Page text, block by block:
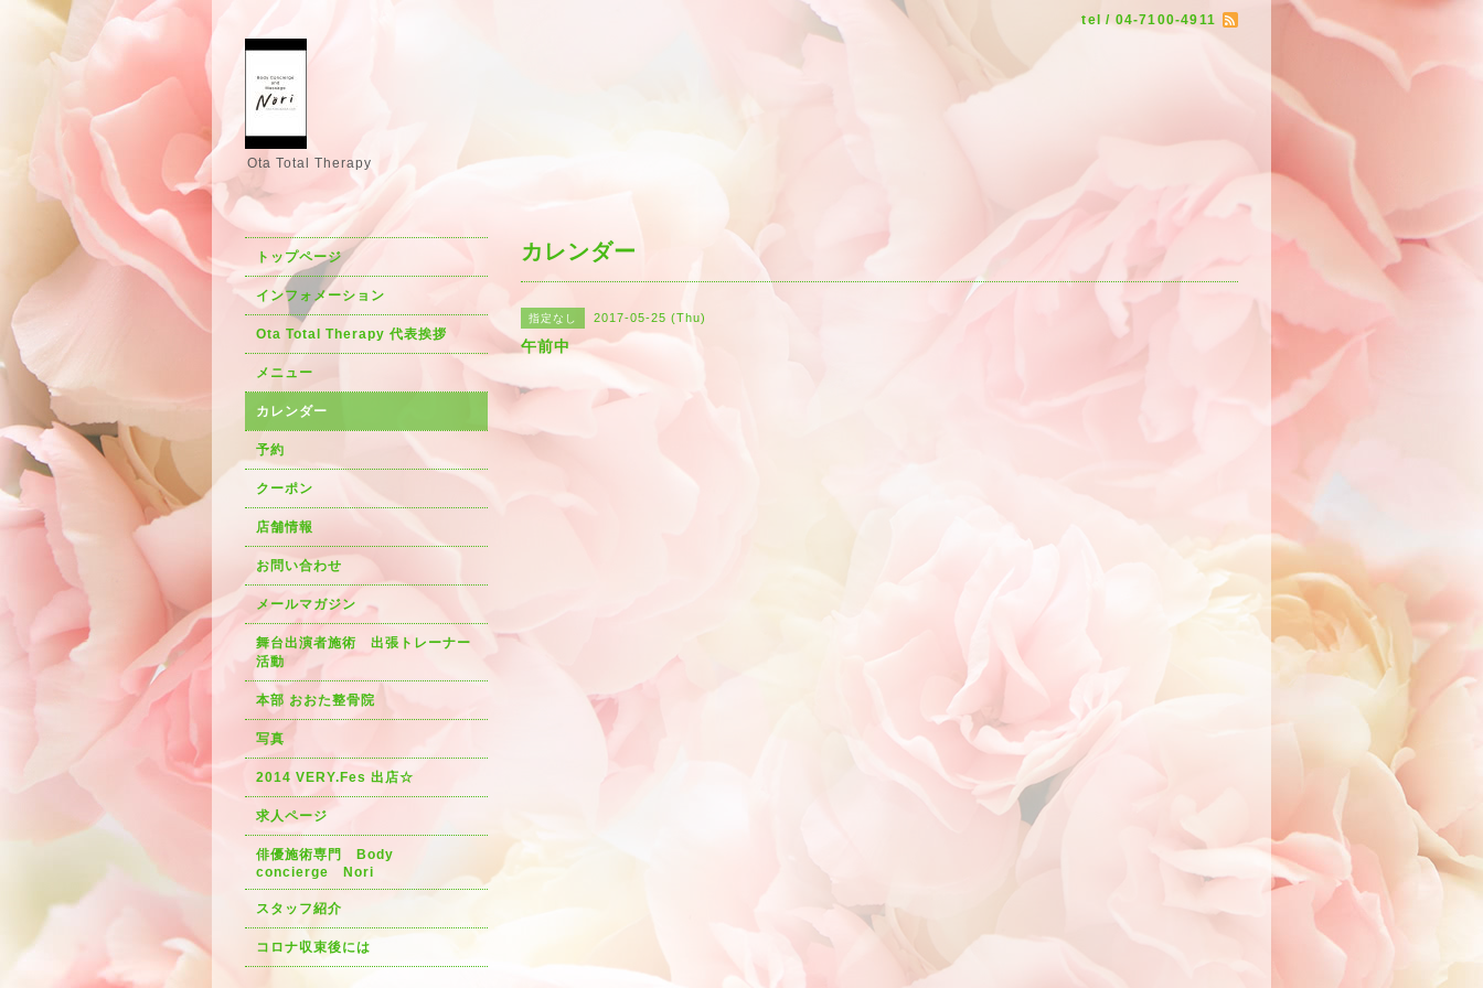
tel / 04-7100-4911
Ota Total Therapy
カレンダー
指定なし 2017-05-25 (Thu)
午前中
トップページ
インフォメーション
Ota Total Therapy 代表挨拶
メニュー
カレンダー
予約
クーポン
店舗情報
お問い合わせ
メールマガジン
舞台出演者施術 出張トレーナー
活動
本部 おおた整骨院
写真
2014 VERY.Fes 出店☆
求人ページ
俳優施術専門 Body
concierge Nori
スタッフ紹介
コロナ収束後には